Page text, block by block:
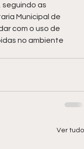
, seguindo as
Municipal de
com o uso de
no ambiente
Ver tudo